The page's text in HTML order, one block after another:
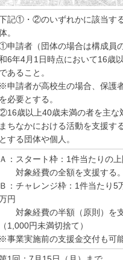
記①・②のいずれかに該当す
。
申請者（団体の場合は構成員
6年4月1日時点において16歳
であること。
※申請者が高校生の場合、保護
を必要とする。
歳以上40歳未満の者を主な
まちなかにおける活動を支援す
とする団体や個人。
Ａ：スタート枠：1件当たりの
対象経費の全額を支援する。
Ｂ：チャレンジ枠：1件当たり5
円
対象経費の半額（原則）を支
（1,000円未満切捨て）
※事業実施前の支援金交付も可